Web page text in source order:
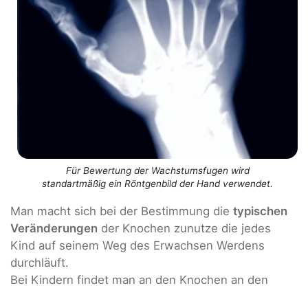
Für Bewertung der Wachstumsfugen wird
standartmäßig ein Röntgenbild der Hand verwendet.
Man macht sich bei der Bestimmung die typischen
Veränderungen der Knochen zunutze die jedes
Kind auf seinem Weg des Erwachsen Werdens
durchläuft.
Bei Kindern findet man an den Knochen an den